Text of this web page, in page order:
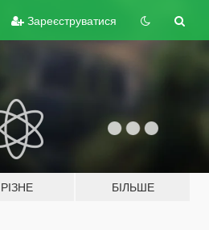
Зареєструватися
РІЗНЕ БІЛЬШЕ